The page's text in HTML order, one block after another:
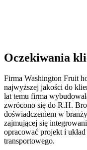
Oczekiwania
Firma Washington Fruit
najwyższej jakości do
lat temu firma
zwrócono się do R.H.
doświadczeniem w
zajmującej się
opracować projekt i
transportowego.